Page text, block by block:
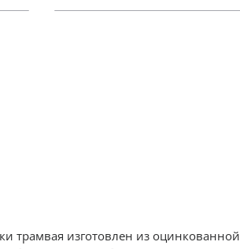
трамвая изготовлен из оцинкованной